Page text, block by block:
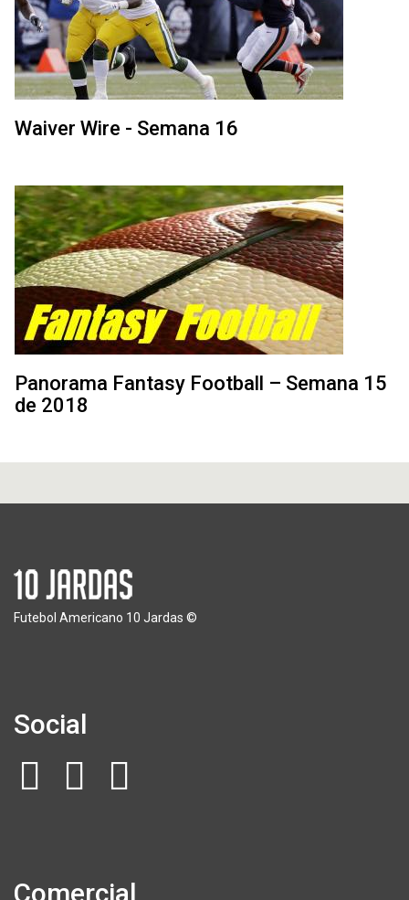
Waiver Wire - Semana 16
Panorama Fantasy Football – Semana 15
de 2018
Futebol Americano 10 Jardas ©
Social
Comercial